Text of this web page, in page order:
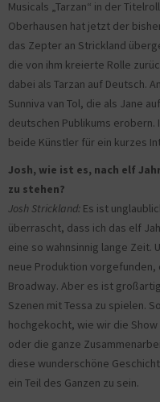
Musicals „Tarzan“ in der
Oberhausen hat jetzt der
das Zepter an Strickland
die von ihm kreierte Rolle
dabei als Tarzan auf Deutsch.
Sunniva van Tol, die als Jane
deutschen Publikums erobern.
beide Künstler für ein kurzes
Josh, wie ist es, nach elf
zu stehen?
Josh Strickland: Es ist
überrascht, dass ich das elf
eine so wahnsinnig lange Zeit.
neue Produktion vorgefunden,
Broadway. Aber es ist
Szenen mit Tessa zu spielen.
hochgekocht, wie wir die
oder die ganze
diese wunderschöne
ein Teil des Ganzen zu sein.